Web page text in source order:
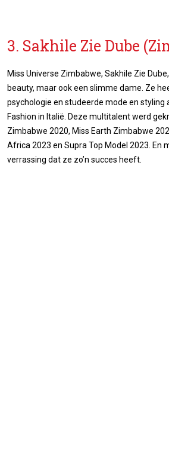
3. Sakhile Zie Dube
Miss Universe Zimbabwe, Sakhile Zie
beauty, maar ook een slimme dame. Ze
psychologie en studeerde mode en styling
Fashion in Italië. Deze multitalent werd
Zimbabwe 2020, Miss Earth Zimbabwe
Africa 2023 en Supra Top Model 2023. En
verrassing dat ze zo’n succes heeft.